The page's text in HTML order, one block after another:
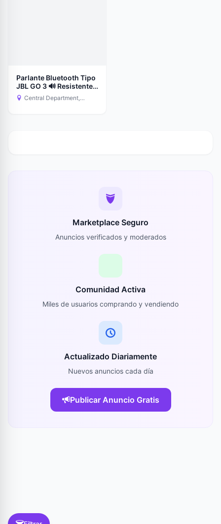
Parlante Bluetooth Tipo
JBL GO 3 🔊 Resistente
al Agua + Potente
Central Department,
Marketplace Seguro
Anuncios verificados y moderados
Comunidad Activa
Miles de usuarios comprando y vendiendo
Actualizado Diariamente
Nuevos anuncios cada día
Publicar Anuncio Gratis